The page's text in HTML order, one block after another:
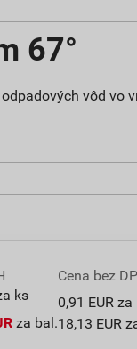
67°
vôd vo
ks
za bal.
Cena bez
0,91 EUR za
18,13 EUR